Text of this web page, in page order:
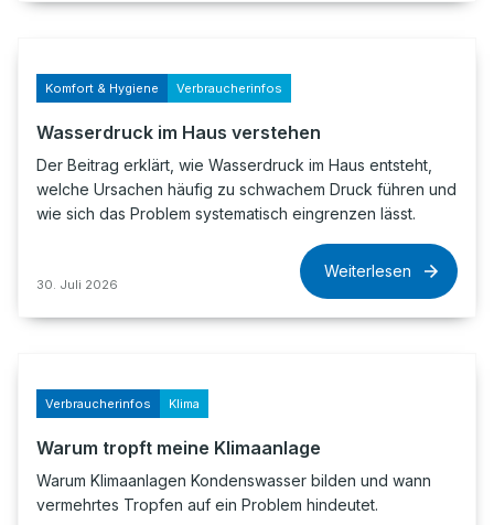
Komfort & Hygiene Verbraucherinfos
Wasserdruck im Haus verstehen
Der Beitrag erklärt, wie Wasserdruck im Haus entsteht,
welche Ursachen häufig zu schwachem Druck führen und
wie sich das Problem systematisch eingrenzen lässt.
30. Juli 2026
Weiterlesen
Verbraucherinfos Klima
Warum tropft meine Klimaanlage
Warum Klimaanlagen Kondenswasser bilden und wann
vermehrtes Tropfen auf ein Problem hindeutet.